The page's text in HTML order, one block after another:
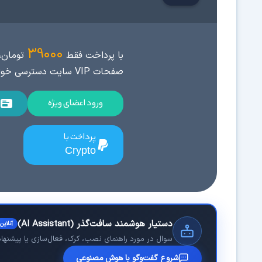
با پرداخت فقط 39000
صفحات VIP سایت دسترسی خواهید داشت.
ورود اعضای ویژه
پرداخت با
Crypto
دستیار هوشمند سافت‌گذر (AI Assistant) آنلاین
سوال در مورد راهنمای نصب، کرک، فعال‌سازی یا
شروع گفت‌وگو با هوش مصنوعی